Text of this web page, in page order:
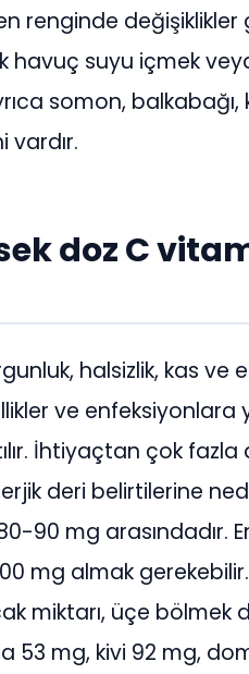
renginde değişiklikler
havuç suyu içmek
somon,
vardır.
doz C
halsizlik, kas ve
ve enfeksiyonlara
İhtiyaçtan çok
deri belirtilerine
90 mg arasındadır.
mg almak
miktarı, üçe bölmek
mg, kivi 92 mg,